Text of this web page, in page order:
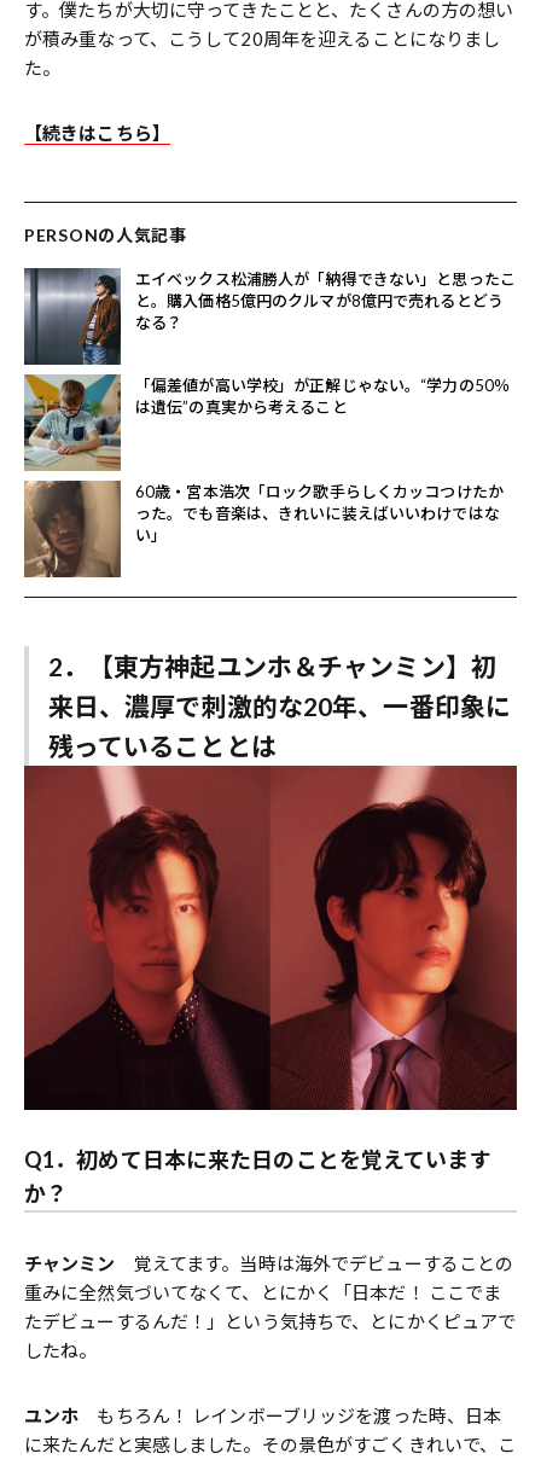
す。僕たちが大切に守ってきたことと、たくさんの方の想い
が積み重なって、こうして20周年を迎えることになりまし
た。
【続きはこちら】
PERSONの人気記事
エイベックス松浦勝人が「納得できない」と思ったこ
と。購入価格5億円のクルマが8億円で売れるとどう
なる？
「偏差値が高い学校」が正解じゃない。“学力の50％
は遺伝”の真実から考えること
60歳・宮本浩次「ロック歌手らしくカッコつけたか
った。でも音楽は、きれいに装えばいいわけではな
い」
2．【東方神起ユンホ＆チャンミン】初
来日、濃厚で刺激的な20年、一番印象に
残っていることとは
Q1．初めて日本に来た日のことを覚えています
か？
チャンミン 覚えてます。当時は海外でデビューすることの
重みに全然気づいてなくて、とにかく「日本だ！ ここでま
たデビューするんだ！」という気持ちで、とにかくピュアで
したね。
ユンホ もちろん！ レインボーブリッジを渡った時、日本
に来たんだと実感しました。その景色がすごくきれいで、こ